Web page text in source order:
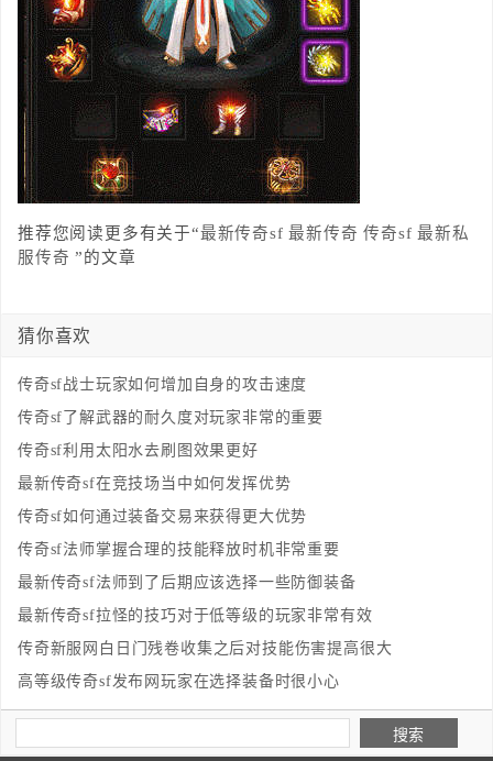
推荐您阅读更多有关于“最新传奇sf 最新传奇 传奇sf 最新私
服传奇 ”的文章
猜你喜欢
传奇sf战士玩家如何增加自身的攻击速度
传奇sf了解武器的耐久度对玩家非常的重要
传奇sf利用太阳水去刷图效果更好
最新传奇sf在竞技场当中如何发挥优势
传奇sf如何通过装备交易来获得更大优势
传奇sf法师掌握合理的技能释放时机非常重要
最新传奇sf法师到了后期应该选择一些防御装备
最新传奇sf拉怪的技巧对于低等级的玩家非常有效
传奇新服网白日门残卷收集之后对技能伤害提高很大
高等级传奇sf发布网玩家在选择装备时很小心